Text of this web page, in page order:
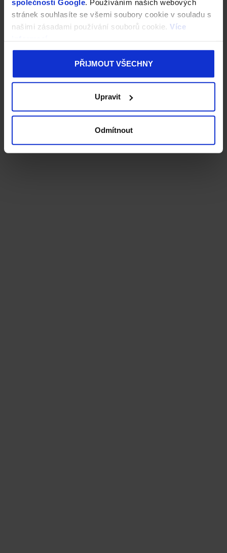
společnosti Google. Používáním našich webových
stránek souhlasíte se všemi soubory cookie v souladu s
našimi zásadami používání souborů cookie. Více
PŘIJMOUT VŠECHNY
Upravit
Odmítnout